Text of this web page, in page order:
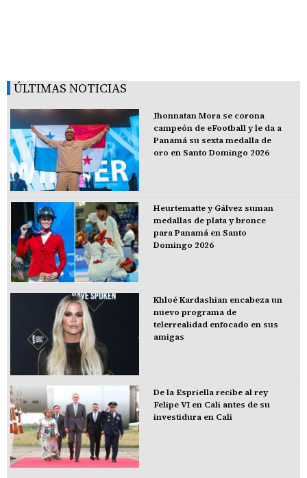
ÚLTIMAS NOTICIAS
Jhonnatan Mora se corona
campeón de eFootball y le da a
Panamá su sexta medalla de
oro en Santo Domingo 2026
Heurtematte y Gálvez suman
medallas de plata y bronce
para Panamá en Santo
Domingo 2026
Khloé Kardashian encabeza un
nuevo programa de
telerrealidad enfocado en sus
amigas
De la Espriella recibe al rey
Felipe VI en Cali antes de su
investidura en Cali